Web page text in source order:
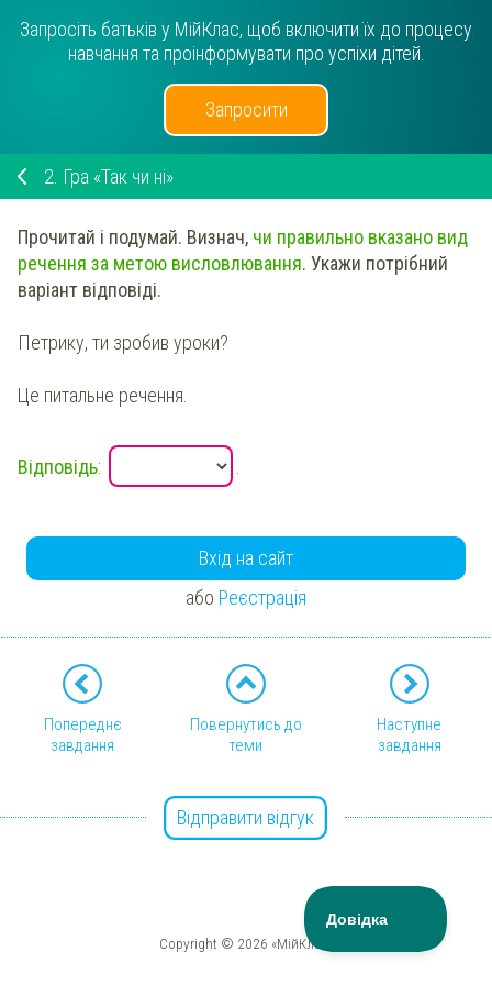
Запросіть батьків у МійКлас, щоб включити їх до процесу
навчання та проінформувати про успіхи дітей.
Запросити
2. Гра «Так чи ні»
Прочитай і подумай. Визнач, чи правильно вказано вид
речення за метою висловлювання. Укажи потрібний
варіант відповіді.
Петрику, ти зробив уроки?
Це питальне речення.
Відповідь:
Вхід на сайт
або Реєстрація
Попереднє
завдання
Повернутись до
теми
Наступне
завдання
Відправити відгук
Copyright © 2026 «МійКлас»